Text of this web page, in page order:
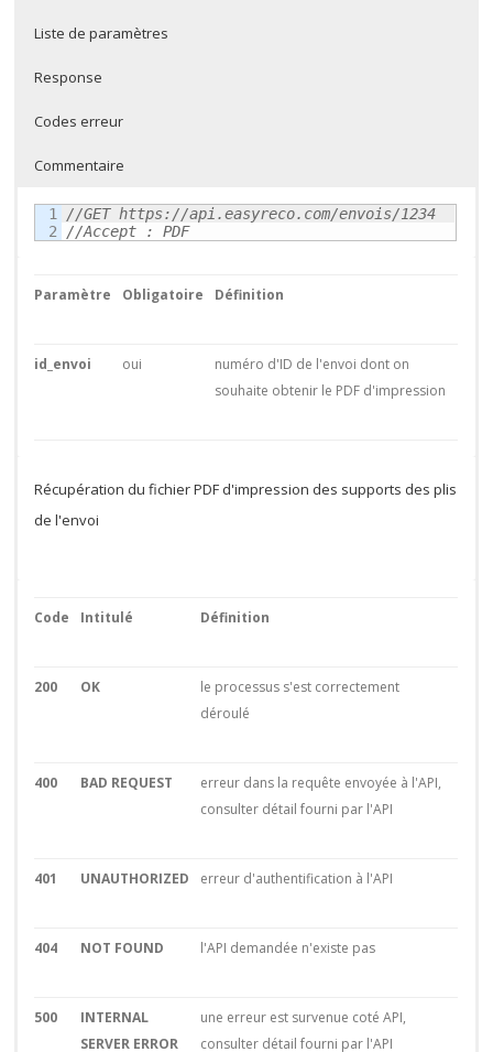
Liste de paramètres
Response
Codes erreur
Commentaire
1
//GET https://api.easyreco.com/envois/1234
//Accept : PDF
Paramètre Obligatoire Définition
id_envoi oui
numéro d'ID de l'envoi dont on
souhaite obtenir le PDF d'impression
Récupération du fichier PDF d'impression des supports des plis
de l'envoi
Code Intitulé Définition
200 OK
le processus s'est correctement
déroulé
400 BAD REQUEST
erreur dans la requête envoyée à l'API,
consulter détail fourni par l'API
401 UNAUTHORIZED erreur d'authentification à l'API
404 NOT FOUND l'API demandée n'existe pas
500
INTERNAL
SERVER ERROR
une erreur est survenue coté API,
consulter détail fourni par l'API